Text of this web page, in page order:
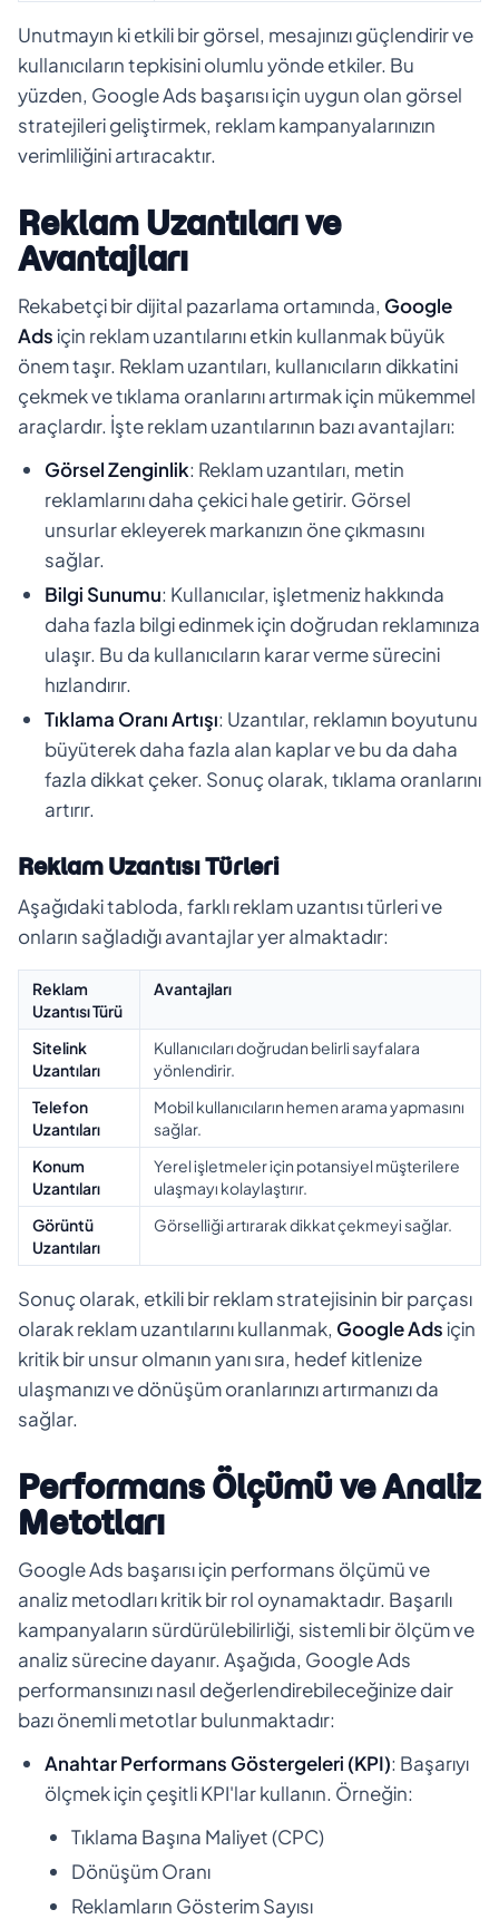
Unutmayın ki etkili bir görsel, mesajınızı güçlendirir ve
kullanıcıların tepkisini olumlu yönde etkiler. Bu
yüzden, Google Ads başarısı için uygun olan görsel
stratejileri geliştirmek, reklam kampanyalarınızın
verimliliğini artıracaktır.
Reklam Uzantıları ve
Avantajları
Rekabetçi bir dijital pazarlama ortamında, Google
Adsiçin reklam uzantılarını etkin kullanmak büyük
önem taşır. Reklam uzantıları, kullanıcıların dikkatini
çekmek ve tıklama oranlarını artırmak için mükemmel
araçlardır. İşte reklam uzantılarının bazı avantajları:
Görsel Zenginlik: Reklam uzantıları, metin
reklamlarını daha çekici hale getirir. Görsel
unsurlar ekleyerek markanızın öne çıkmasını
sağlar.
Bilgi Sunumu: Kullanıcılar, işletmeniz hakkında
daha fazla bilgi edinmek için doğrudan reklamınıza
ulaşır. Bu da kullanıcıların karar verme sürecini
hızlandırır.
Tıklama Oranı Artışı: Uzantılar, reklamın boyutunu
büyüterek daha fazla alan kaplar ve bu da daha
fazla dikkat çeker. Sonuç olarak, tıklama oranlarını
artırır.
Reklam Uzantısı Türleri
Aşağıdaki tabloda, farklı reklam uzantısı türleri ve
onların sağladığı avantajlar yer almaktadır:
Reklam
Uzantısı Türü
Avantajları
Sitelink
Uzantıları
Kullanıcıları doğrudan belirli sayfalara
yönlendirir.
Telefon
Uzantıları
Mobil kullanıcıların hemen arama yapmasını
sağlar.
Konum
Uzantıları
Yerel işletmeler için potansiyel müşterilere
ulaşmayı kolaylaştırır.
Görüntü
Uzantıları
Görselliği artırarak dikkat çekmeyi sağlar.
Sonuç olarak, etkili bir reklam stratejisinin bir parçası
olarak reklam uzantılarını kullanmak, Google Adsiçin
kritik bir unsur olmanın yanı sıra, hedef kitlenize
ulaşmanızı ve dönüşüm oranlarınızı artırmanızı da
sağlar.
Performans Ölçümü ve Analiz
Metotları
Google Ads başarısı için performans ölçümü ve
analiz metodları kritik bir rol oynamaktadır. Başarılı
kampanyaların sürdürülebilirliği, sistemli bir ölçüm ve
analiz sürecine dayanır. Aşağıda, Google Ads
performansınızı nasıl değerlendirebileceğinize dair
bazı önemli metotlar bulunmaktadır:
Anahtar Performans Göstergeleri (KPI): Başarıyı
ölçmek için çeşitli KPI'lar kullanın. Örneğin:
Tıklama Başına Maliyet (CPC)
Dönüşüm Oranı
Reklamların Gösterim Sayısı